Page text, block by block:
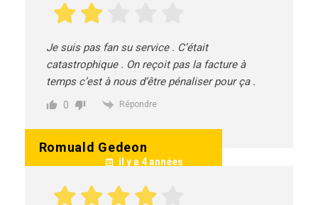
Romuald Gedeon
il y a 4 années
Je suis pas fan su service . C’était
catastrophique . On reçoit pas la facture à
temps c’est à nous d’être pénaliser pour ça .
0 Répondre